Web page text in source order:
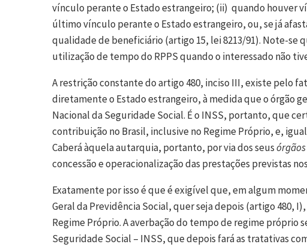
vínculo perante o Estado estrangeiro; (ii) quando houver
último vínculo perante o Estado estrangeiro, ou, se já
qualidade de beneficiário (artigo 15, lei 8213/91). Note-se
utilização de tempo do RPPS quando o interessado não
A restrição constante do artigo 480, inciso III, existe pelo
diretamente o Estado estrangeiro, à medida que o órgão
Nacional da Seguridade Social. É o INSS, portanto, que
contribuição no Brasil, inclusive no Regime Próprio, e,
Caberá àquela autarquia, portanto, por via dos seus
concessão e operacionalização das prestações previstas
Exatamente por isso é que é exigível que, em algum
Geral da Previdência Social, quer seja depois (artigo 480,
Regime Próprio. A averbação do tempo de regime
Seguridade Social – INSS, que depois fará as tratativas